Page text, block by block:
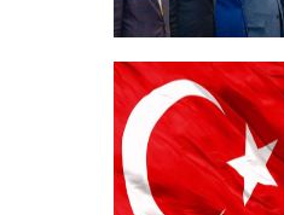
Akademik Bilim,